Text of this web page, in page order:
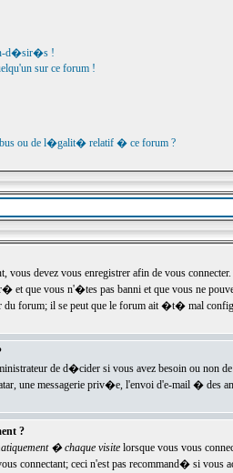
d�sir�s !
sur ce forum !
ou de l�galit� relatif � ce forum ?
devez vous enregistrer afin de vous
que vous n'�tes pas banni et que vous ne
du forum; il se peut que le forum ait �t� mal
de d�cider si vous avez besoin ou non
une messagerie priv�e, l'envoi d'e-mail � des
?
� chaque visitelorsque vous vous
connectant; ceci n'est pas recommand� si